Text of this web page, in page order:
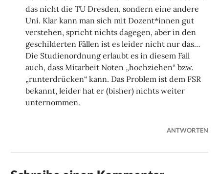
das nicht die TU Dresden, sondern eine andere
Uni. Klar kann man sich mit Dozent*innen gut
verstehen, spricht nichts dagegen, aber in den
geschilderten Fällen ist es leider nicht nur das…
Die Studienordnung erlaubt es in diesem Fall
auch, dass Mitarbeit Noten „hochziehen“ bzw.
„runterdrücken“ kann. Das Problem ist dem FSR
bekannt, leider hat er (bisher) nichts weiter
unternommen.
ANTWORTEN